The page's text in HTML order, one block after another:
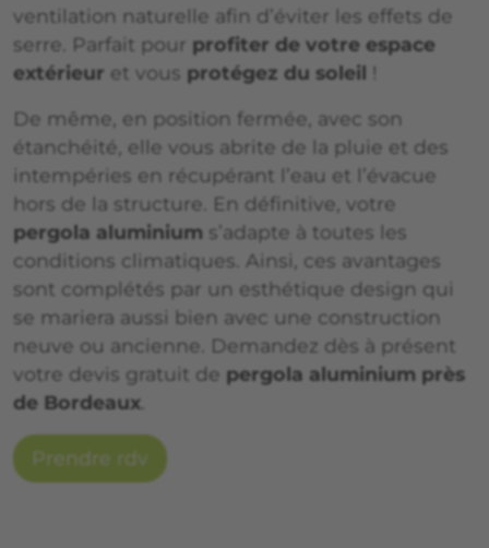
ventilation naturelle afin d’éviter les effets de
serre. Parfait pour profiter de votre espace
extérieur et vous protégez du soleil
De même, en position fermée, avec son
étanchéité, elle vous abrite de la pluie et des
intempéries en récupérant l’eau et l’évacue
hors de la structure. En définitive, votre
pergola aluminium s’adapte à toutes les
conditions climatiques. Ainsi, ces avantages
sont complétés par un esthétique design qui
se mariera aussi bien avec une construction
neuve ou ancienne. Demandez dès à présent
votre devis gratuit de pergola aluminium près
de Bordeaux
Prendre rdv